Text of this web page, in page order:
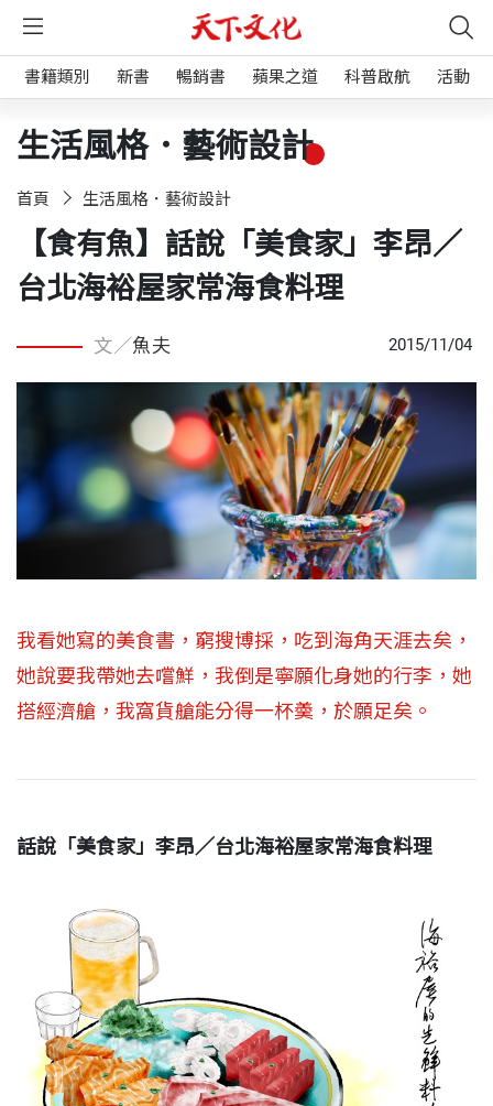
書籍類別 新書 暢銷書 蘋果之道 科普啟航 活動
生活風格．藝術設計
首頁 生活風格．藝術設計
【食有魚】話說「美食家」李昂／
台北海裕屋家常海食料理
文／魚夫 2015/11/04
我看她寫的美食書，窮搜博採，吃到海角天涯去矣，
她說要我帶她去嚐鮮，我倒是寧願化身她的行李，她
搭經濟艙，我窩貨艙能分得一杯羮，於願足矣。
話說「美食家」李昂／台北海裕屋家常海食料理